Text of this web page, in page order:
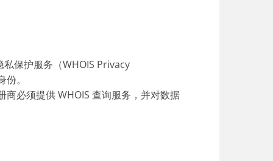
保护服务（WHOIS Privacy
。
商必须提供 WHOIS 查询服务，并对数据